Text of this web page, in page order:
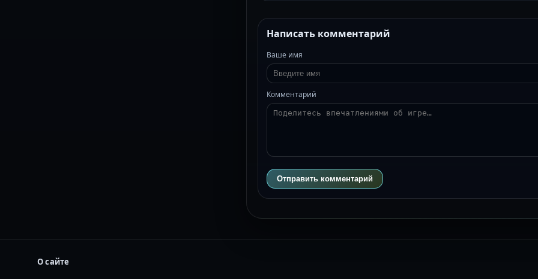
Написать комментарий
Ваше имя
Комментарий
Отправить комментарий
О сайте